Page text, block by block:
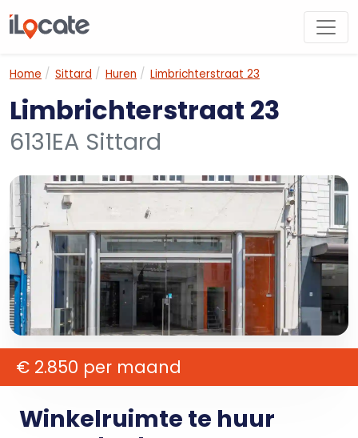
Home Sittard Huren Limbrichterstraat 23
Limbrichterstraat 23
6131EA Sittard
€ 2.850 per maand
Winkelruimte te huur